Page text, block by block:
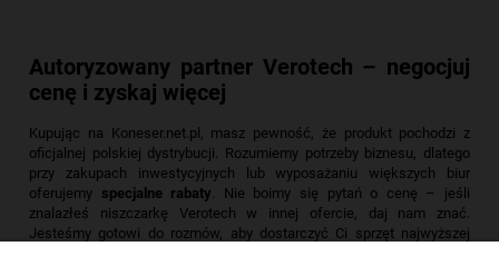
Autoryzowany partner Verotech – negocjuj
cenę i zyskaj więcej
Kupując na Koneser.net.pl, masz pewność, że produkt pochodzi z
oficjalnej polskiej dystrybucji. Rozumiemy potrzeby biznesu, dlatego
przy zakupach inwestycyjnych lub wyposażaniu większych biur
oferujemy specjalne rabaty. Nie boimy się pytań o cenę – jeśli
znalazłeś niszczarkę Verotech w innej ofercie, daj nam znać.
Jesteśmy gotowi do rozmów, aby dostarczyć Ci sprzęt najwyższej